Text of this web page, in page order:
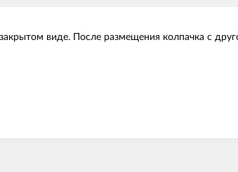
виде. После размещения колпачка с